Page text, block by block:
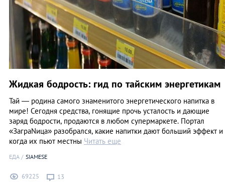
Жидкая бодрость: гид по тайским энергетикам
Тай — родина самого знаменитого энергетического напитка в
мире! Сегодня средства, гонящие прочь усталость и дающие
заряд бодрости, продаются в любом супермаркете. Портал
«ЗаграNица» разобрался, какие напитки дают больший эффект и
когда их пьют местны Читать еще
ЕДА SIAMESE
69225 13